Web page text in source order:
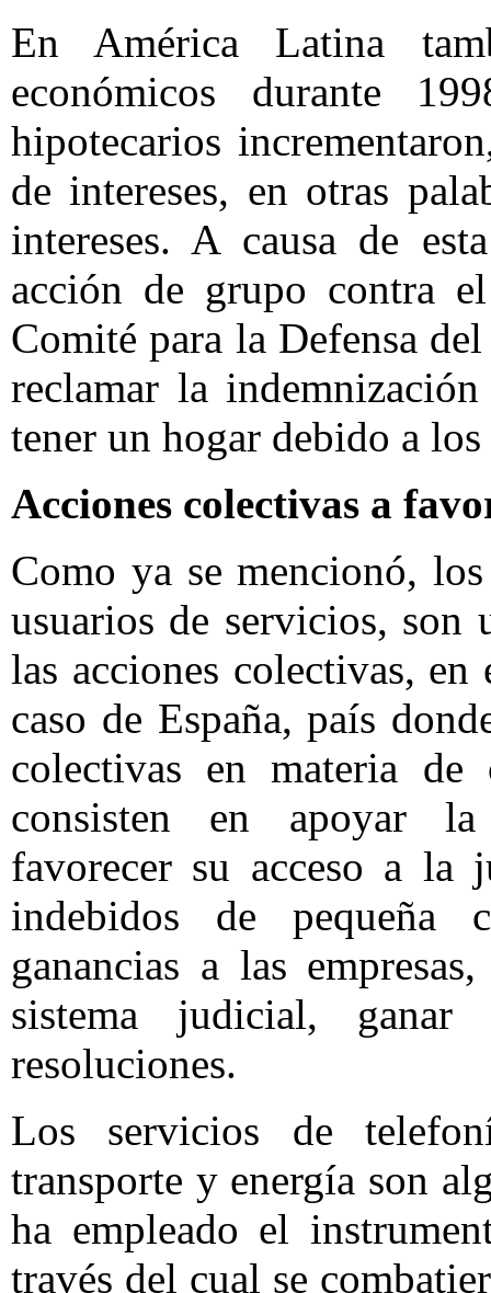
En América Latina
económicos durante
hipotecarios
de intereses, en otras
intereses. A causa de
acción de grupo contra
Comité para la Defensa
reclamar la
tener un hogar debido a
Acciones colectivas a
Como ya se mencionó,
usuarios de servicios, son
las acciones colectivas, en
caso de España, país
colectivas en materia
consisten en apoyar la
favorecer su acceso a la
indebidos de pequeña
ganancias a las
sistema judicial,
resoluciones.
Los servicios de
transporte y energía son
ha empleado el
través del cual se